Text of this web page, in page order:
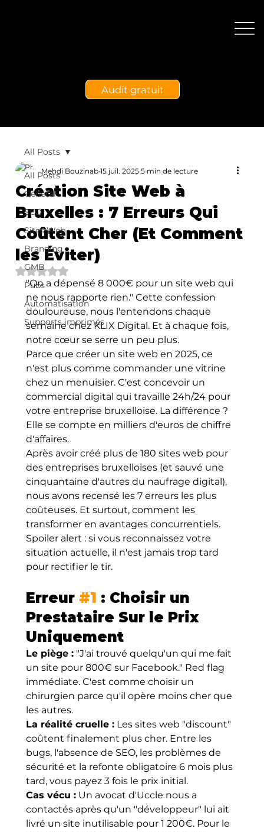
Audit gratuit
All Posts
Général
SEO
Sites Web
Branding
GMB
Pubs
Automatisation
Supports imprimés
All Posts
Création Site Web à
Bruxelles : 7 Erreurs Qui
Coûtent Cher (Et Comment
les Éviter)
Mehdi Bouzinab 15 juil. 2025 5 min de lecture
Noté NaN étoiles sur 5.
"On a dépensé 8 000€ pour un site web qui
ne nous rapporte rien." Cette confession
douloureuse, nous l'entendons chaque
semaine chez KLIX Digital. Et à chaque fois,
notre cœur se serre un peu plus.
Parce que créer un site web en 2025, ce
n'est plus comme commander une vitrine
chez un menuisier. C'est concevoir un
commercial digital qui travaille 24h/24 pour
votre entreprise bruxelloise. La différence ?
Elle se compte en milliers d'euros de chiffre
d'affaires.
Après avoir créé plus de 180 sites web pour
des entreprises bruxelloises (et sauvé une
cinquantaine d'autres du naufrage digital),
nous avons recensé les 7 erreurs les plus
coûteuses. Et surtout, comment les
transformer en avantages concurrentiels.
Spoiler alert : si vous reconnaissez votre
situation actuelle, il n'est jamais trop tard
pour rectifier le tir.
Erreur #1 : Choisir un
Prestataire Sur le Prix
Uniquement
Le piège : "J'ai trouvé quelqu'un qui me fait
un site pour 800€ sur Facebook." Red flag
immédiate. C'est comme choisir un
chirurgien parce qu'il opère moins cher que
les autres.
La réalité cruelle : Les sites web "discount"
coûtent finalement plus cher. Entre les
bugs, l'absence de SEO, les problèmes de
sécurité et la refonte obligatoire 6 mois plus
tard, vous payez 3 fois le prix initial.
Cas vécu : Un avocat d'Uccle nous a
contactés après qu'un "développeur" lui ait
livré un site inutilisable pour 1 200€. Pour le